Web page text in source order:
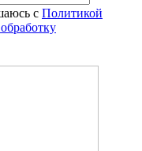
с Политикой